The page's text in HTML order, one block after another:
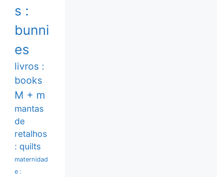
s :
bunni
es
livros :
books
M + m
mantas
de
retalhos
: quilts
maternidad
e :